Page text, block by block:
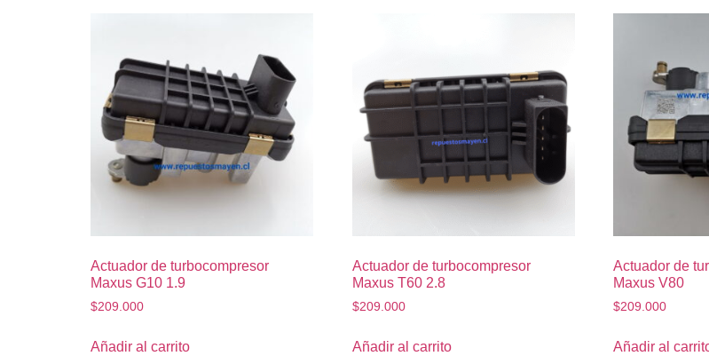
Actuador de turbocompresor
Maxus G10 1.9
$209.000
Añadir al carrito
Actuador de turbocompresor
Maxus T60 2.8
$209.000
Añadir al carrito
Actuador de
Maxus V80
$209.000
Añadir al